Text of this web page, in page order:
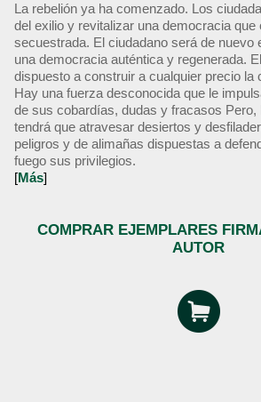
La rebelión ya ha comenzado. Los
del exilio y revitalizar una democracia que
secuestrada. El ciudadano será de nuevo
una democracia auténtica y regenerada.
dispuesto a construir a cualquier precio la
Hay una fuerza desconocida que le
de sus cobardías, dudas y fracasos Pero,
tendrá que atravesar desiertos y
peligros y de alimañas dispuestas a
fuego sus privilegios.
[Más]
COMPRAR EJEMPLARES
AUTOR